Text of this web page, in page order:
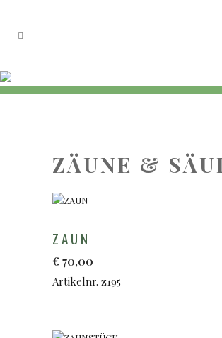
ZÄUNE &
ZAUN
€ 70,00
Artikelnr. z195